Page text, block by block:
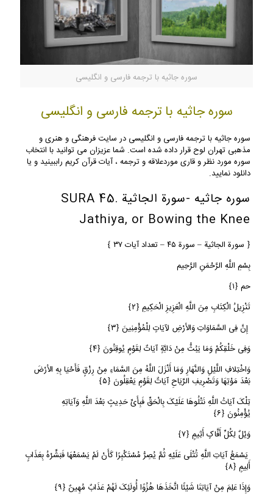
سوره جاثیه با ترجمه فارسی و انگلیسی
سوره جاثیه با ترجمه فارسی و انگلیسی
سوره جاثیه با ترجمه فارسی و انگلیسی در سایت فرهنگی و هنری و
مذهبی تهران لوح قرار داده شده است. شما عزیزان می توانید با انتخاب
سوره مورد نظر و قاری موردعلاقه و ترجمه ، آیات قرآن کریم راببینید و یا
دانلود نمایید.
سوره جاثیه -سورة الجاثیة SURA 45.
Jathiya, or Bowing the Knee
﴿ سورة الجاثیة – سورة ٤٥ – تعداد آیات ٣٧ ﴾
بِسْمِ اللَّهِ الرَّحْمَنِ الرَّحِیم
حم ﴿١﴾
تَنْزِیلُ الْکِتَابِ مِنَ اللَّهِ الْعَزِیزِ الْحَکِیمِ ﴿٢﴾
إِنَّ فِی السَّمَاوَاتِ وَالأرْضِ لآیَاتٍ لِلْمُؤْمِنِینَ ﴿٣﴾
وَفِی خَلْقِکُمْ وَمَا یَبُثُّ مِنْ دَابَّةٍ آیَاتٌ لِقَوْمٍ یُوقِنُونَ ﴿٤﴾
وَاخْتِلافِ اللَّیْلِ وَالنَّهَارِ وَمَا أَنْزَلَ اللَّهُ مِنَ السَّمَاءِ مِنْ رِزْقٍ فَأَحْیَا بِهِ الأرْضَ
بَعْدَ مَوْتِهَا وَتَصْرِیفِ الرِّیَاحِ آیَاتٌ لِقَوْمٍ یَعْقِلُونَ ﴿٥﴾
تِلْکَ آیَاتُ اللَّهِ نَتْلُوهَا عَلَیْکَ بِالْحَقِّ فَبِأَیِّ حَدِیثٍ بَعْدَ اللَّهِ وَآیَاتِهِ
یُؤْمِنُونَ ﴿٦﴾
وَیْلٌ لِکُلِّ أَفَّاکٍ أَثِیمٍ ﴿٧﴾
یَسْمَعُ آیَاتِ اللَّهِ تُتْلَى عَلَیْهِ ثُمَّ یُصِرُّ مُسْتَکْبِرًا کَأَنْ لَمْ یَسْمَعْهَا فَبَشِّرْهُ بِعَذَابٍ
أَلِیمٍ ﴿٨﴾
وَإِذَا عَلِمَ مِنْ آیَاتِنَا شَیْئًا اتَّخَذَهَا هُزُوًا أُولَئِکَ لَهُمْ عَذَابٌ مُهِینٌ ﴿٩﴾